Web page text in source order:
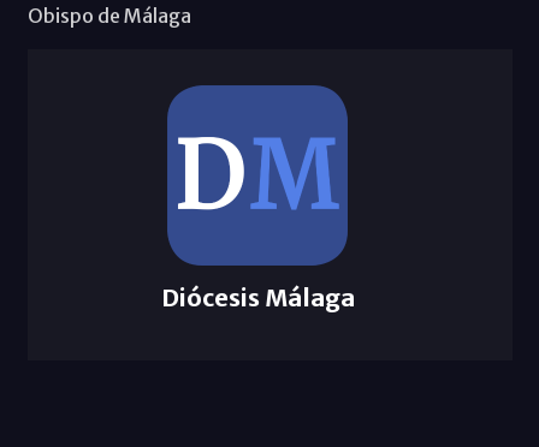
Obispo de Málaga
Diócesis Málaga